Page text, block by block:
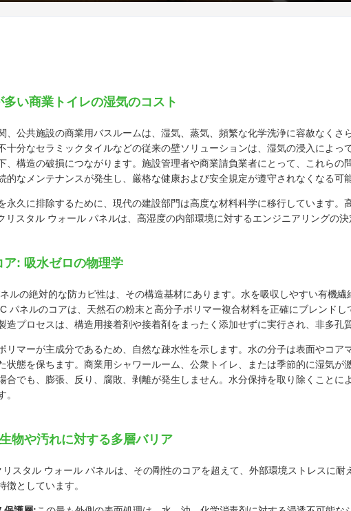
多い商業トイレの湿気のコスト
、公共施設の商業用バスルームは、湿気、蒸気、頻繁な化学洗浄に容赦なくさ
十分なセラミックタイルなどの従来の壁ソリューションは、湿気の浸入によっ
、構造の破損につながります。施設管理者や商業請負業者にとって、これらの
的なメンテナンスが発生し、厳格な健康および安全規定が遵守されなくなる可
永久に排除するために、現代の建設部門は高度な材料科学に移行しています。
リスタル ウォール パネルは、高湿度の内部環境に対するエンジニアリングの決
ア: 吸水ゼロの物理学
ルの絶対的な防カビ性は、その構造基材にあります。水を吸収しやすい有機
パネルのコアは、天然石の粉末と高分子ポリマー複合材料を正確にブレンド
造プロセスは、構造用接着剤や接着剤をまったく添加せずに実行され、非多孔
リマーが主成分であるため、自然な疎水性を示します。水の分子は表面やコア
状態を保ちます。商業用シャワールーム、公衆トイレ、または季節的に湿気が
合でも、膨張、反り、腐敗、剥離が発生しません。水分保持を取り除くことに
。
物や汚れに対する多層バリア
スタル ウォール パネルは、その剛性のコアを超えて、外部環境ストレスに
徴としています。